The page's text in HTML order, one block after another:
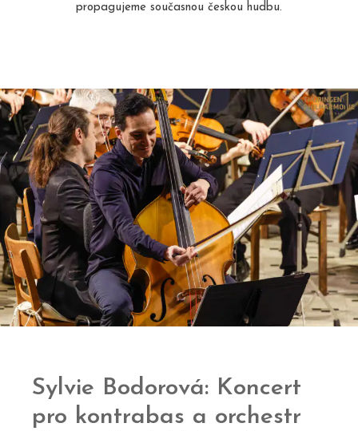
propagujeme současnou českou hudbu.
Sylvie Bodorová: Koncert
pro kontrabas a orchestr